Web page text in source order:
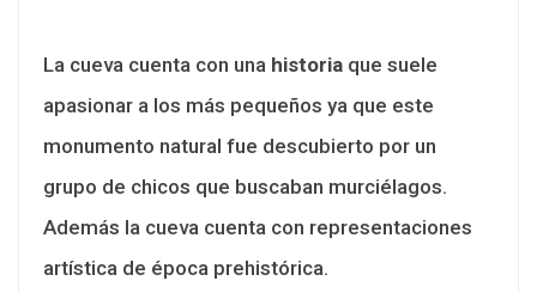
La cueva cuenta con una historia que suele
apasionar a los más pequeños ya que este
monumento natural fue descubierto por un
grupo de chicos que buscaban murciélagos.
Además la cueva cuenta con representaciones
artística de época prehistórica.